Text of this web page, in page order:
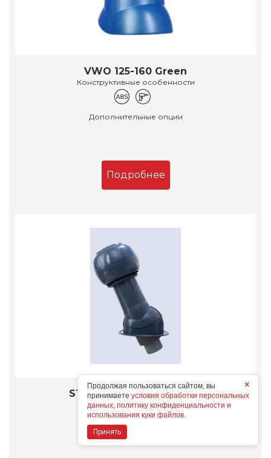
VWO 125-160 Green
Конструктивные особенности
Дополнительные опции
Подробнее
STAT+S 160 Gray graphite
Конструктивные особенности
Дополнительные опции
×
Продолжая пользоваться сайтом, вы
принимаете условия обработки персональных
данных, политику конфиденциальности и
использования куки файлов.
Принять